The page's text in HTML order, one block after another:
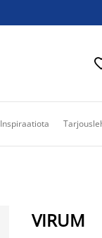
Inspiraatiota
VIRUM